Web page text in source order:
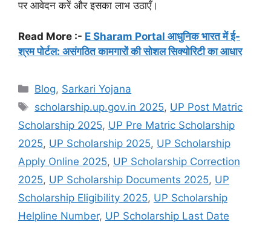
पर आवेदन करें और इसका लाभ उठाएँ।
Read More :- E Sharam Portal आधुनिक भारत में ई-
श्रम पोर्टल: असंगठित कामगारों की सोशल सिक्योरिटी का आधार
Categories
Blog, Sarkari Yojana
Tags
scholarship.up.gov.in 2025, UP Post Matric
Scholarship 2025, UP Pre Matric Scholarship
2025, UP Scholarship 2025, UP Scholarship
Apply Online 2025, UP Scholarship Correction
2025, UP Scholarship Documents 2025, UP
Scholarship Eligibility 2025, UP Scholarship
Helpline Number, UP Scholarship Last Date